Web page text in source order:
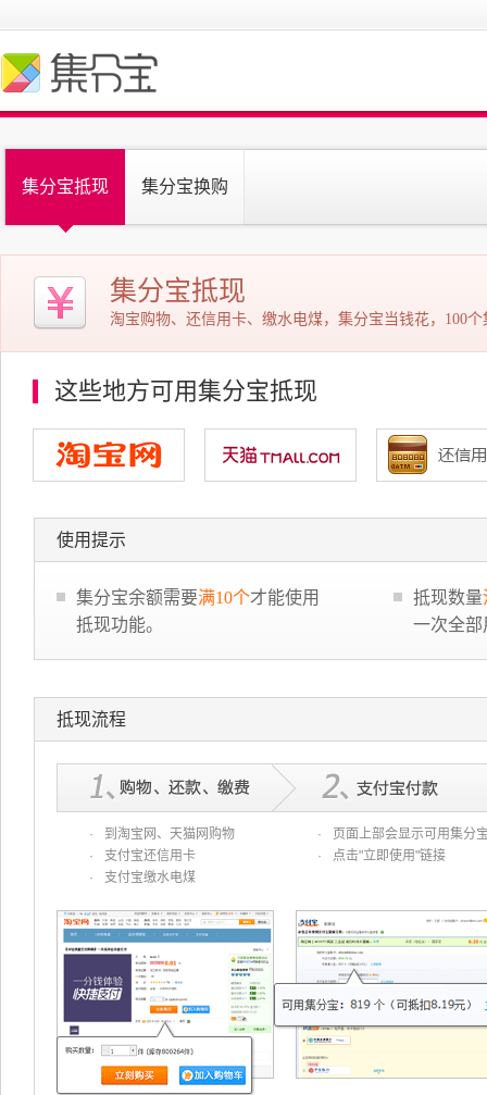
集分宝抵现 集分宝换购
集分宝抵现
淘宝购物、还信用卡、缴水电煤，集分宝当钱花，100
这些地方可用集分宝抵现
使用提示
集分宝余额需要满10个才能使用
抵现功能。
抵现数量
一次全部
抵现流程
·
到淘宝网、天猫网购物
·
支付宝还信用卡
·
支付宝缴水电煤
·
页面上部会显示可用集分
·
点击"立即使用"链接